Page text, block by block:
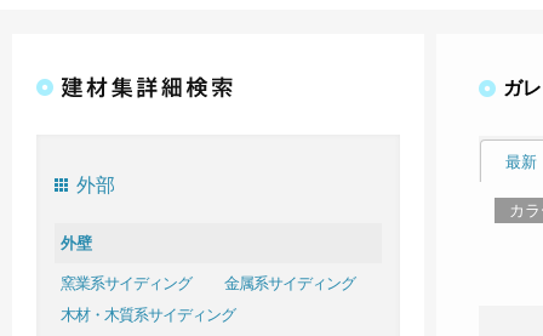
外部
外壁
窯業系サイディング
金属系サイディング
木材・木質系サイディング
ガ
最新
カ